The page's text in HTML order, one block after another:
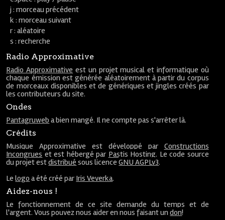
j : morceau précédent
k : morceau suivant
r : aléatoire
s : recherche
Radio Approximative
Radio Approximative est un projet musical et informatique où
chaque émission est générée aléatoirement à partir du corpus
de morceaux disponibles et de génériques et jingles créés par
les contributeurs du site.
Ondes
Pantagruweb a bien mangé. Il ne compte pas s'arrêter là.
Crédits
Musique Approximative est développé par Constructions
Incongrues et est hébergé par Pastis Hosting. Le code source
du projet estdistribué sous licenceGNU AGPLv3.
Lelogo a été créé par Iris Veverka.
Aidez-nous !
Le fonctionnement de ce site demande du temps et de
l'argent. Vous pouvez nous aider en nous faisant undon!